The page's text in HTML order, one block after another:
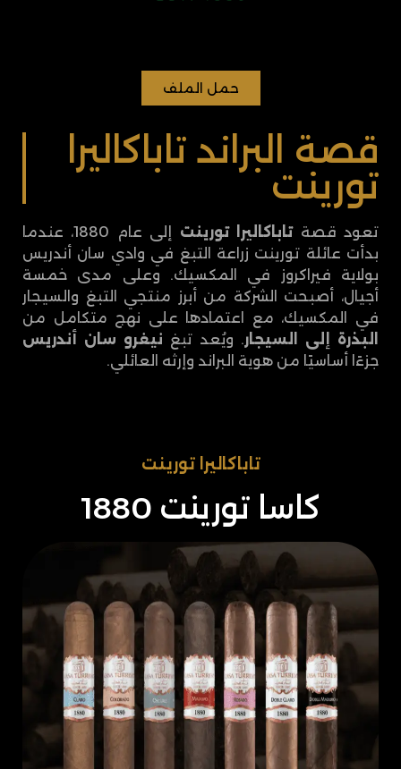
حمل الملف
قصة البراند تاباكاليرا
تورينت
تعود قصةتاباكاليرا تورينت
إلى عام 1880، عندما
بدأت عائلة تورينت زراعة التبغ في وادي سان أندريس
بولاية فيراكروز في المكسيك. وعلى مدى خمسة
أجيال، أصبحت الشركة من أبرز منتجي التبغ والسيجار
في المكسيك، مع اعتمادها على نهج متكامل من
البذرة إلى السيجار. ويُعد تبغ نيغرو سان أندريس
جزءًا أساسيًا من هوية البراند وإرثه العائلي.
تاباكاليرا تورينت
كاسا تورينت 1880